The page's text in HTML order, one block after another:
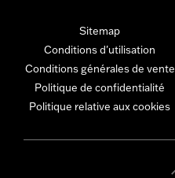
Sitemap
Conditions d'utilisation
Conditions générales de vente
Politique de confidentialité
Politique relative aux cookies